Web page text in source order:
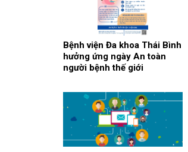
Bệnh viện Đa khoa Thái Bình
hưởng ứng ngày An toàn
người bệnh thế giới